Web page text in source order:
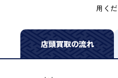
用く
店頭買取の流れ